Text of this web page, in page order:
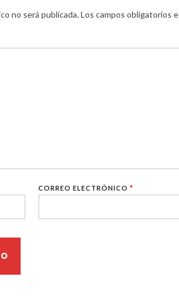
no será publicada.Los campos obligatorios
CORREO ELECTRÓNICO *